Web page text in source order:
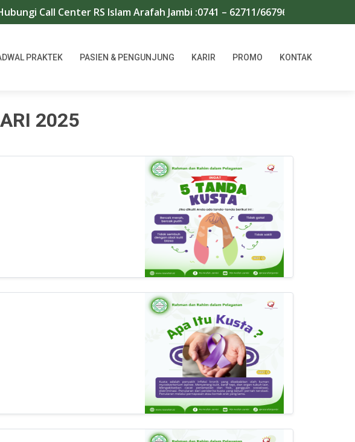
Call Center RS Islam Arafah Jambi :0741 – 62711/667966 | WA :
PRAKTEK PASIEN & PENGUNJUNG KARIR PROMO KONTAK
2025